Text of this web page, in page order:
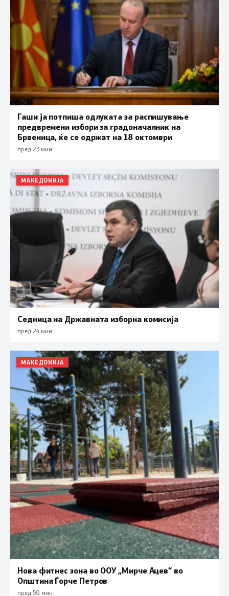
Гаши ја потпиша одлуката за распишување
предвремени избори за градоначалник на
Брвеница, ќе се одржат на 18 октомври
пред 23 мин.
МАКЕДОНИЈА
Седница на Државната изборна комисија
пред 24 мин.
МАКЕДОНИЈА
Нова фитнес зона во ООУ „Мирче Ацев“ во
Општина Ѓорче Петров
пред 59 мин.